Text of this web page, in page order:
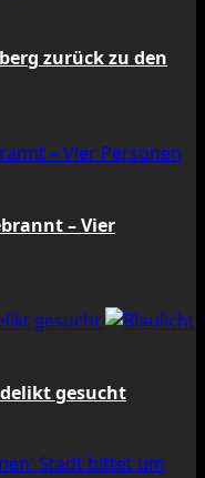
zurück zu den
– Vier Personen
– Vier
gesucht
gesucht
Stadt bittet um